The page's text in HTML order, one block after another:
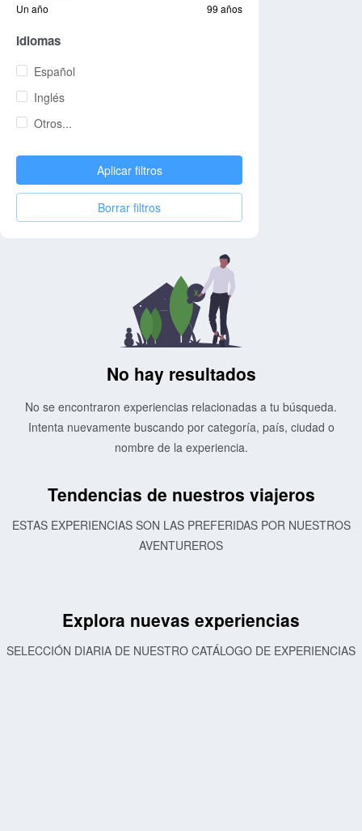
Un año
99 años
Idiomas
Español
Inglés
Otros...
Aplicar filtros
Borrar filtros
No hay resultados
No se encontraron experiencias relacionadas a tu búsqueda.
Intenta nuevamente buscando por categoría, país, ciudad o
nombre de la experiencia.
Tendencias de nuestros viajeros
ESTAS EXPERIENCIAS SON LAS PREFERIDAS POR NUESTROS
AVENTUREROS
Explora nuevas experiencias
SELECCIÓN DIARIA DE NUESTRO CATÁLOGO DE EXPERIENCIAS